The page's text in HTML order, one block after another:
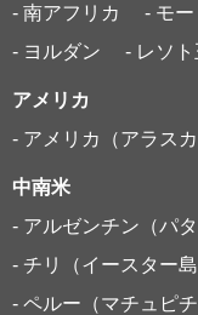
- 南アフリカ
- モー
- ヨルダン
- レソト
アメリカ
- アメリカ（アラスカ
中南米
- アルゼンチン（パタ
- チリ（イースター
- ペルー（マチュピチ